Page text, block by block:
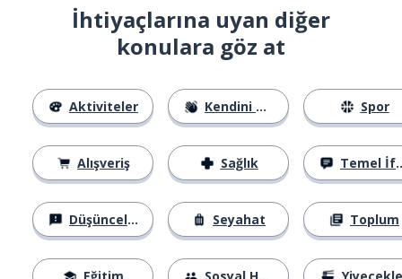
İhtiyaçlarına uyan diğer
konulara göz at
Aktiviteler
Alışveriş
Düşünceler
Kendini Tanıtma
Sağlık
Seyahat
Spor
Temel İfadeler
Toplum